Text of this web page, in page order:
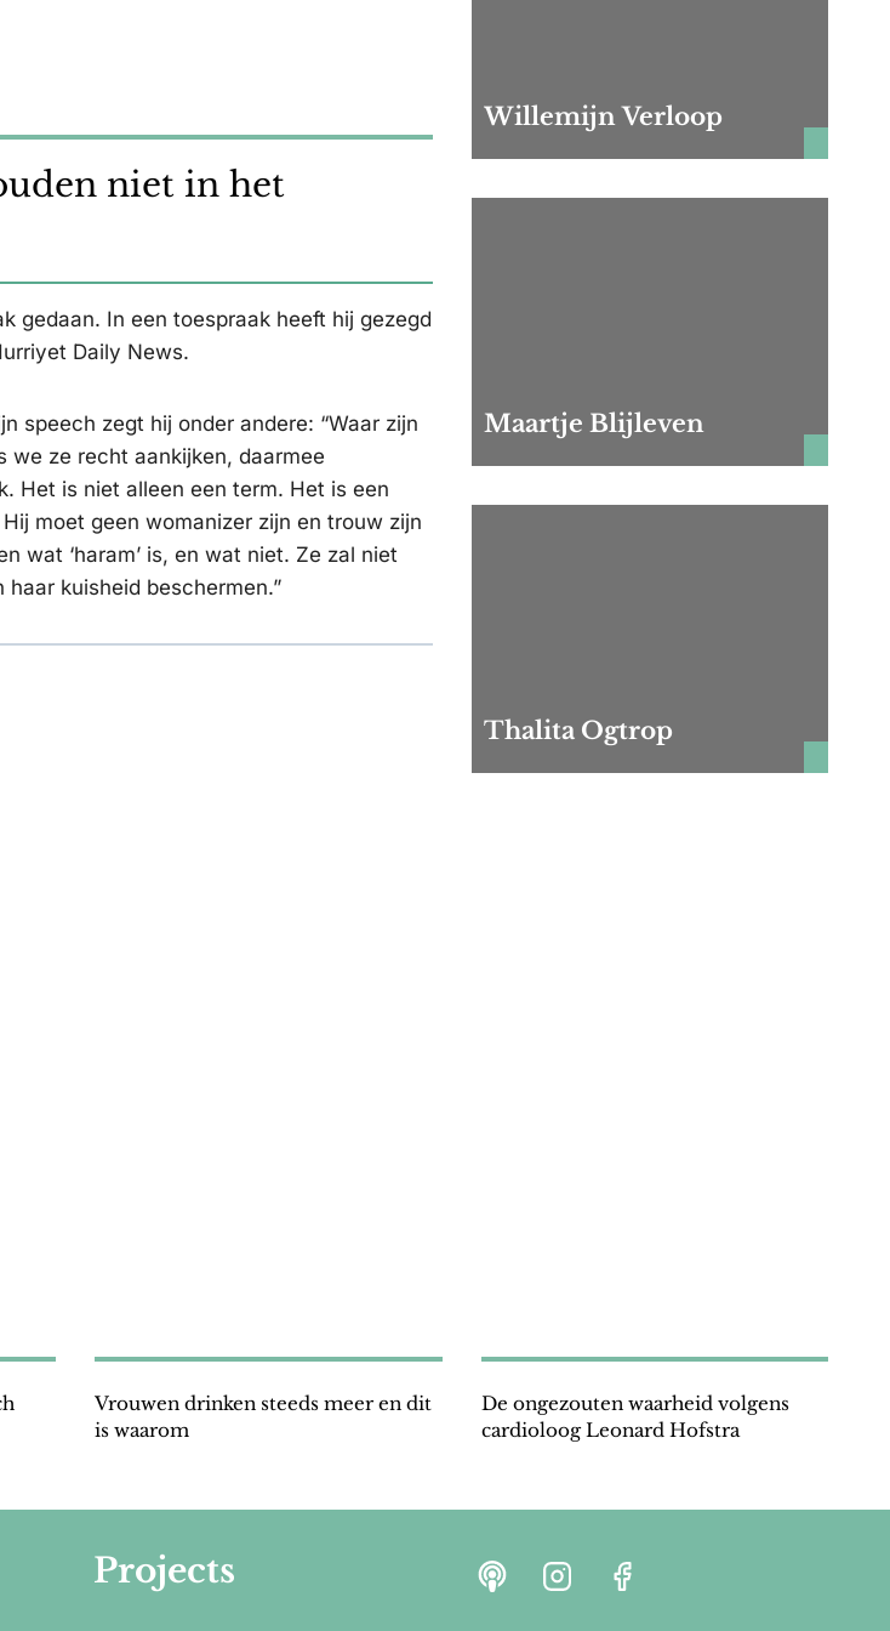
niet in het
gedaan. In een toespraak heeft hij gezegd
Daily News.
speech zegt hij onder andere: “Waar zijn
we ze recht aankijken, daarmee
Het is niet alleen een term. Het is een
moet geen womanizer zijn en trouw zijn
wat ‘haram’ is, en wat niet. Ze zal niet
kuisheid beschermen.”
Willemijn Verloop
Maartje Blijleven
Thalita Ogtrop
Vrouwen drinken steeds meer en dit
is waarom
De ongezouten waarheid volgens
cardioloog Leonard Hofstra
Projects